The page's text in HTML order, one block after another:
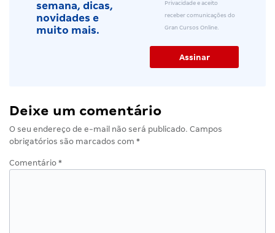
semana, dicas,
novidades e
muito mais.
Privacidade e aceito
receber comunicações do
Gran Cursos Online.
Deixe um comentário
O seu endereço de e-mail não será publicado. Campos
obrigatórios são marcados com *
Comentário *